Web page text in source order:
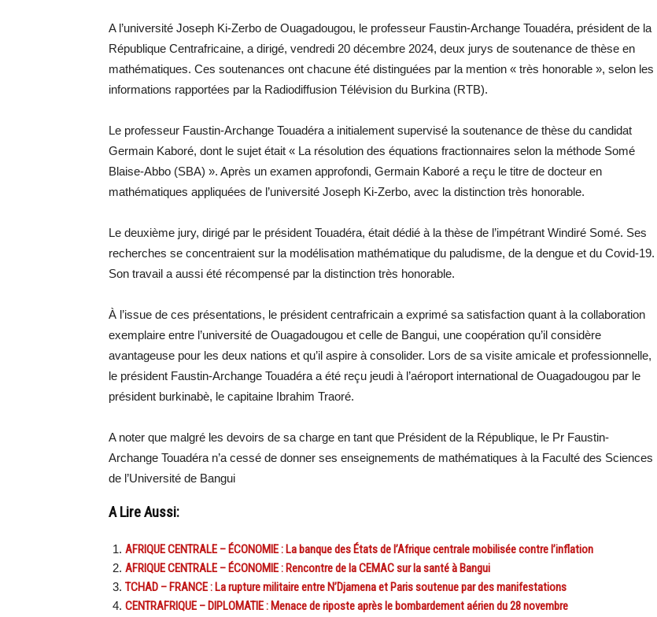
A l’université Joseph Ki-Zerbo de Ouagadougou, le professeur Faustin-Archange Touadéra, président de la
République Centrafricaine, a dirigé, vendredi 20 décembre 2024, deux jurys de soutenance de thèse en
mathématiques. Ces soutenances ont chacune été distinguées par la mention « très honorable », selon les
informations rapportées par la Radiodiffusion Télévision du Burkina (RTB).
Le professeur Faustin-Archange Touadéra a initialement supervisé la soutenance de thèse du candidat
Germain Kaboré, dont le sujet était « La résolution des équations fractionnaires selon la méthode Somé
Blaise-Abbo (SBA) ». Après un examen approfondi, Germain Kaboré a reçu le titre de docteur en
mathématiques appliquées de l’université Joseph Ki-Zerbo, avec la distinction très honorable.
Le deuxième jury, dirigé par le président Touadéra, était dédié à la thèse de l’impétrant Windiré Somé. Ses
recherches se concentraient sur la modélisation mathématique du paludisme, de la dengue et du Covid-19.
Son travail a aussi été récompensé par la distinction très honorable.
À l’issue de ces présentations, le président centrafricain a exprimé sa satisfaction quant à la collaboration
exemplaire entre l’université de Ouagadougou et celle de Bangui, une coopération qu’il considère
avantageuse pour les deux nations et qu’il aspire à consolider. Lors de sa visite amicale et professionnelle,
le président Faustin-Archange Touadéra a été reçu jeudi à l’aéroport international de Ouagadougou par le
président burkinabè, le capitaine Ibrahim Traoré.
A noter que malgré les devoirs de sa charge en tant que Président de la République, le Pr Faustin-
Archange Touadéra n’a cessé de donner ses enseignements de mathématiques à la Faculté des Sciences
de l’Université de Bangui
A Lire Aussi:
AFRIQUE CENTRALE – ÉCONOMIE : La banque des États de l’Afrique centrale mobilisée contre l’inflation
AFRIQUE CENTRALE – ÉCONOMIE : Rencontre de la CEMAC sur la santé à Bangui
TCHAD – FRANCE : La rupture militaire entre N’Djamena et Paris soutenue par des manifestations
CENTRAFRIQUE – DIPLOMATIE : Menace de riposte après le bombardement aérien du 28 novembre